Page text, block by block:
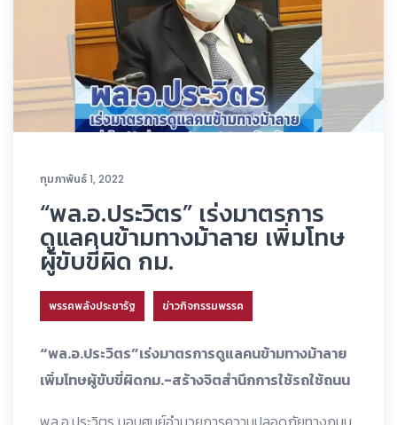
กุมภาพันธ์ 1, 2022
“พล.อ.ประวิตร” เร่งมาตรการ
ดูแลคนข้ามทางม้าลาย เพิ่มโทษ
ผู้ขับขี่ผิด กม.
พรรคพลังประชารัฐ ข่าวกิจกรรมพรรค
“พล.อ.ประวิตร”เร่งมาตรการดูแลคนข้ามทางม้าลาย
เพิ่มโทษผู้ขับขี่ผิดกม.-สร้างจิตสำนึกการใช้รถใช้ถนน